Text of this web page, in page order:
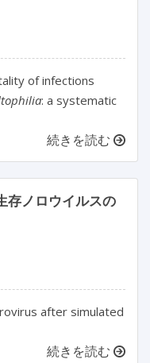
of infections
: a systematic
続きを読む
存ノロウイルスの
after simulated
続きを読む